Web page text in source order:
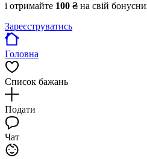
і отримайте 100 ₴ на свій
Зареєструватись
Головна
Список бажань
Подати
Чат